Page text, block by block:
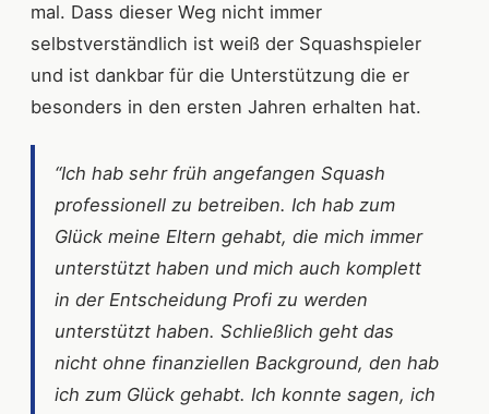
mal. Dass dieser Weg nicht immer
selbstverständlich ist weiß der Squashspieler
und ist dankbar für die Unterstützung die er
besonders in den ersten Jahren erhalten hat.
“Ich hab sehr früh angefangen Squash
professionell zu betreiben. Ich hab zum
Glück meine Eltern gehabt, die mich immer
unterstützt haben und mich auch komplett
in der Entscheidung Profi zu werden
unterstützt haben. Schließlich geht das
nicht ohne finanziellen Background, den hab
ich zum Glück gehabt. Ich konnte sagen, ich